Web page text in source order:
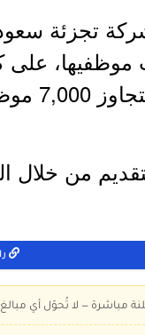
على
موظف.
من خلال
مباشرة — لا تُحوّل أي